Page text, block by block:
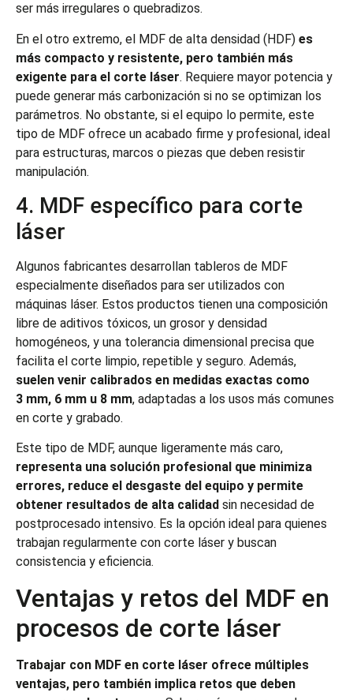
ser más irregulares o quebradizos.
En el otro extremo, el MDF de alta densidad (HDF) es
más compacto y resistente, pero también más
exigente para el corte láser. Requiere mayor potencia y
puede generar más carbonización si no se optimizan los
parámetros. No obstante, si el equipo lo permite, este
tipo de MDF ofrece un acabado firme y profesional, ideal
para estructuras, marcos o piezas que deben resistir
manipulación.
4. MDF específico para corte
láser
Algunos fabricantes desarrollan tableros de MDF
especialmente diseñados para ser utilizados con
máquinas láser. Estos productos tienen una composición
libre de aditivos tóxicos, un grosor y densidad
homogéneos, y una tolerancia dimensional precisa que
facilita el corte limpio, repetible y seguro. Además,
suelen venir calibrados en medidas exactas como
3 mm, 6 mm u 8 mm, adaptadas a los usos más comunes
en corte y grabado.
Este tipo de MDF, aunque ligeramente más caro,
representa una solución profesional que minimiza
errores, reduce el desgaste del equipo y permite
obtener resultados de alta calidad sin necesidad de
postprocesado intensivo. Es la opción ideal para quienes
trabajan regularmente con corte láser y buscan
consistencia y eficiencia.
Ventajas y retos del MDF en
procesos de corte láser
Trabajar con MDF en corte láser ofrece múltiples
ventajas, pero también implica retos que deben